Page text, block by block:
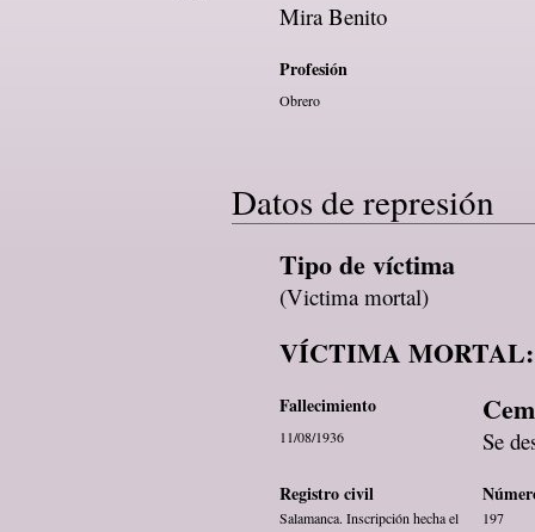
Mira Benito
Profesión
Obrero
Datos de represión
Tipo de víctima
(Victima mortal)
VÍCTIMA MORTAL:
Fallecimiento
11/08/1936 Se
Registro civil
Salamanca. Inscripción hecha el
197